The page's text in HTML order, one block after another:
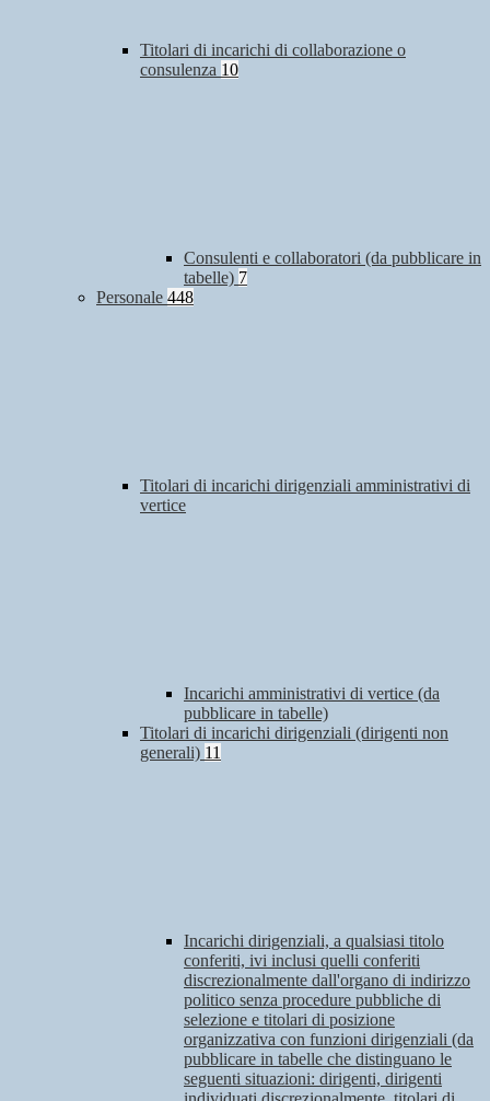
Titolari di incarichi di collaborazione o
consulenza 10
Consulenti e collaboratori (da pubblicare in
tabelle) 7
Personale 448
Titolari di incarichi dirigenziali amministrativi di
vertice
Incarichi amministrativi di vertice (da
pubblicare in tabelle)
Titolari di incarichi dirigenziali (dirigenti non
generali) 11
Incarichi dirigenziali, a qualsiasi titolo
conferiti, ivi inclusi quelli conferiti
discrezionalmente dall'organo di indirizzo
politico senza procedure pubbliche di
selezione e titolari di posizione
organizzativa con funzioni dirigenziali (da
pubblicare in tabelle che distinguano le
seguenti situazioni: dirigenti, dirigenti